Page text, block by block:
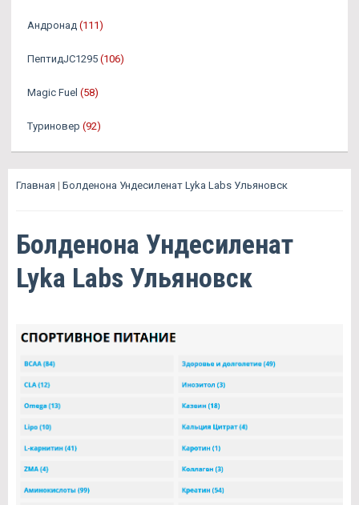
Андронад (111)
ПептидJC1295 (106)
Magic Fuel (58)
Туриновер (92)
Главная | Болденона Ундесиленат Lyka Labs Ульяновск
Болденона Ундесиленат
Lyka Labs Ульяновск